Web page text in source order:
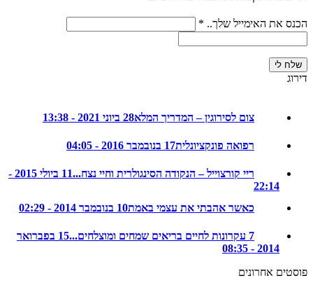
את האימייל שלך.. *
צום לסירוגין – המדריך המלא 28 ביוני 2021 - 13:38
רפואה פונקציונלית17 בנובמבר 2016 - 04:05
ריי קורצוייל – הנקודה הסינגולרית וחיי נצח...
11 ביולי 2015 -
כאשר אהבתי את עצמי באמת 10 בנובמבר 2014 - 02:29
15 בפברואר
אחרונים